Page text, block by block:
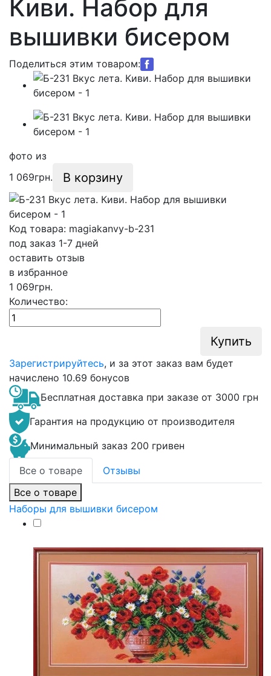
Киви. Набор для
вышивки бисером
Поделиться этим товаром:
фото из
1 069грн. В корзину
Код товара: magiakanvy-b-231
под заказ 1-7 дней
оставить отзыв
в избранное
1 069грн.
Количество:
Купить
Зарегистрируйтесь, и за этот заказ вам будет
начислено 10.69 бонусов
Бесплатная доставка при заказе от 3000 грн
Гарантия на продукцию от производителя
Минимальный заказ 200 гривен
Все о товаре
Отзывы
Все о товаре
Наборы для вышивки бисером